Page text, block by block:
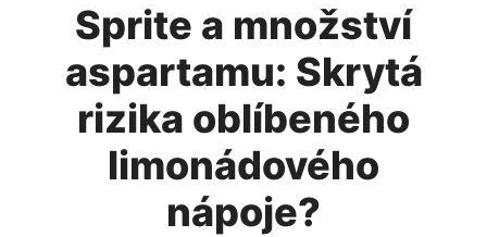
Sprite a množství
aspartamu: Skrytá
rizika oblíbeného
limonádového
nápoje?